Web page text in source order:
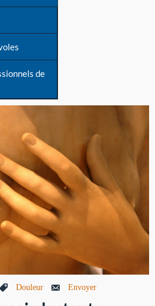
de
Douleur Envoyer